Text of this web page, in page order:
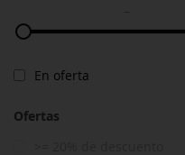
En oferta
Ofertas